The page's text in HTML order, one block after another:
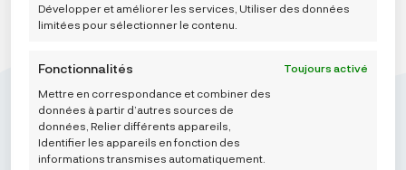
Développer et améliorer les services, Utiliser des données
limitées pour sélectionner le contenu.
Fonctionnalités
Toujours activé
Mettre en correspondance et combiner des
données à partir d’autres sources de
données, Relier différents appareils,
Identifier les appareils en fonction des
informations transmises automatiquement.